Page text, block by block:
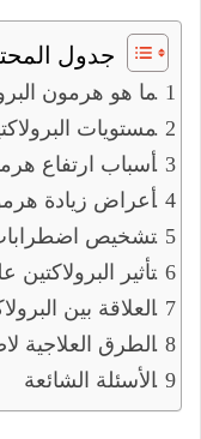
جدول
ما هو هرمون
مستويات
أسباب ارتفاع
أعراض زيادة
تشخيص اضطرابات
تأثير
العلاقة بين
الطرق العلاجية
الأسئلة الشائعة